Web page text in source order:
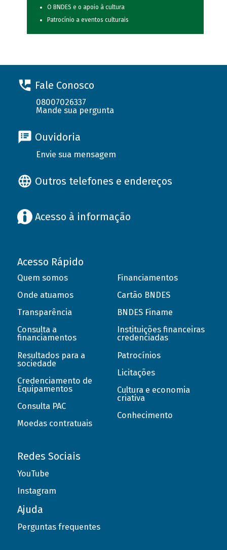
O BNDES e o apoio à cultura
Patrocínio a eventos culturais
Fale Conosco
08007026337
Mande sua pergunta
Ouvidoria
Envie sua mensagem
Outros telefones e endereços
Acesso à informação
Acesso Rápido
Quem somos
Onde atuamos
Transparência
Consulta a
financiamentos
Resultados para a
sociedade
Credenciamento de
Equipamentos
Consulta PAC
Moedas contratuais
Financiamentos
Cartão BNDES
BNDES Finame
Instituições financeiras
credenciadas
Patrocínios
Licitações
Cultura e economia
criativa
Conhecimento
Redes Sociais
YouTube
Instagram
Ajuda
Perguntas frequentes